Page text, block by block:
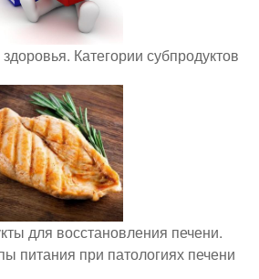
Категории субпродуктов
для восстановления печени.
питания при патологиях печени